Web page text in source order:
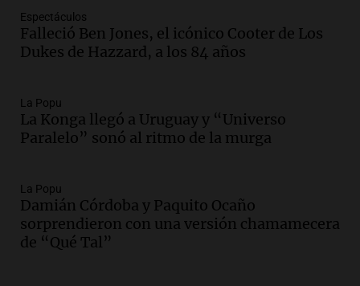
millones para suspender juicio por
marcas de Diego Maradona
Panorama Federal
creó su propio camino elaborando
barras de cereal para deportistas
La Argentina Posible
Mendoza demandan apoyo estatal ante
crecientes emergencias y falta de
recursos
Panorama Federal
Espectáculos
Falleció Ben Jones, el icónico Cooter de Los
Dukes de Hazzard, a los 84 años
La Popu
La Konga llegó a Uruguay y “Universo
Paralelo” sonó al ritmo de la murga
La Popu
Damián Córdoba y Paquito Ocaño
sorprendieron con una versión chamamecera
de “Qué Tal”